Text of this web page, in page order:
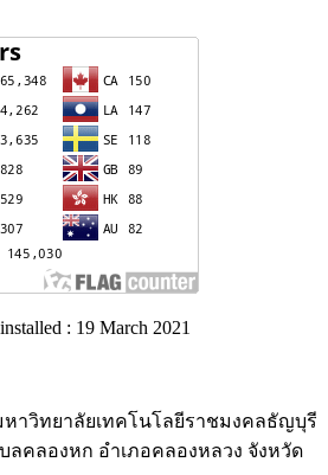
: 19 March 2021
าวิทยาลัยเทคโนโลยีราชมงคลธัญบุรี
คลองหก อำเภอคลองหลวง จังหวัด